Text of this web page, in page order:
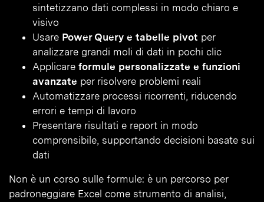
sintetizzano dati complessi in modo chiaro e
visivo
Usare Power Query e tabelle pivot per
analizzare grandi moli di dati in pochi clic
Applicare formule personalizzate e funzioni
avanzate per risolvere problemi reali
Automatizzare processi ricorrenti, riducendo
errori e tempi di lavoro
Presentare risultati e report in modo
comprensibile, supportando decisioni basate sui
dati
Non è un corso sulle formule: è un percorso per
padroneggiare Excel come strumento di analisi,